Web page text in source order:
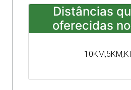
Distâncias
oferecidas